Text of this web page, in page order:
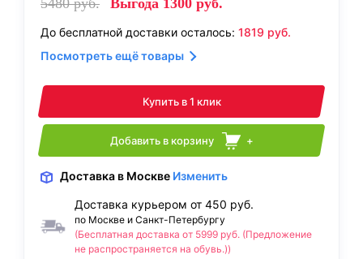
5480руб. Выгода 1300 руб.
До бесплатной доставки осталось: 1819 руб.
Посмотреть ещё товары
Купить в 1 клик
Добавить в корзину +
Доставка в Москве Изменить
Доставка курьером от 450 руб.
по Москве и Санкт-Петербургу
(Бесплатная доставка от 5999 руб. (Предложение
не распространяется на обувь.))